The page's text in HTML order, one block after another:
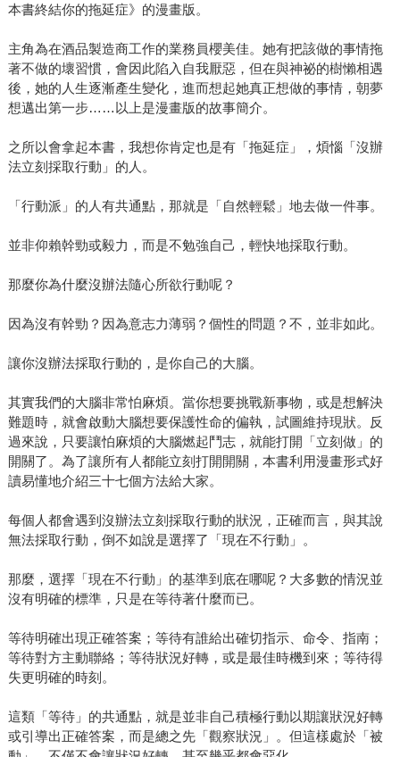
本書終結你的拖延症》的漫畫版。
主角為在酒品製造商工作的業務員櫻美佳。她有把該做的事情拖
著不做的壞習慣，會因此陷入自我厭惡，但在與神祕的樹懶相遇
後，她的人生逐漸產生變化，進而想起她真正想做的事情，朝夢
想邁出第一步……以上是漫畫版的故事簡介。
之所以會拿起本書，我想你肯定也是有「拖延症」，煩惱「沒辦
法立刻採取行動」的人。
「行動派」的人有共通點，那就是「自然輕鬆」地去做一件事。
並非仰賴幹勁或毅力，而是不勉強自己，輕快地採取行動。
那麼你為什麼沒辦法隨心所欲行動呢？
因為沒有幹勁？因為意志力薄弱？個性的問題？不，並非如此。
讓你沒辦法採取行動的，是你自己的大腦。
其實我們的大腦非常怕麻煩。當你想要挑戰新事物，或是想解決
難題時，就會啟動大腦想要保護性命的偏執，試圖維持現狀。反
過來說，只要讓怕麻煩的大腦燃起鬥志，就能打開「立刻做」的
開關了。為了讓所有人都能立刻打開開關，本書利用漫畫形式好
讀易懂地介紹三十七個方法給大家。
每個人都會遇到沒辦法立刻採取行動的狀況，正確而言，與其說
無法採取行動，倒不如說是選擇了「現在不行動」。
那麼，選擇「現在不行動」的基準到底在哪呢？大多數的情況並
沒有明確的標準，只是在等待著什麼而已。
等待明確出現正確答案；等待有誰給出確切指示、命令、指南；
等待對方主動聯絡；等待狀況好轉，或是最佳時機到來；等待得
失更明確的時刻。
這類「等待」的共通點，就是並非自己積極行動以期讓狀況好轉
或引導出正確答案，而是總之先「觀察狀況」。但這樣處於「被